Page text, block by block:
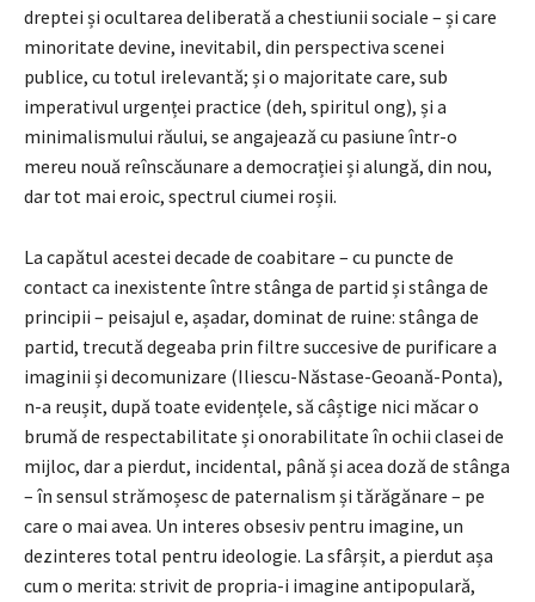
dreptei și ocultarea deliberată a chestiunii sociale – și care
minoritate devine, inevitabil, din perspectiva scenei
publice, cu totul irelevantă; și o majoritate care, sub
imperativul urgenței practice (deh, spiritul ong), și a
minimalismului răului, se angajează cu pasiune într-o
mereu nouă reînscăunare a democrației și alungă, din nou,
dar tot mai eroic, spectrul ciumei roșii.
La capătul acestei decade de coabitare – cu puncte de
contact ca inexistente între stânga de partid și stânga de
principii – peisajul e, așadar, dominat de ruine: stânga de
partid, trecută degeaba prin filtre succesive de purificare a
imaginii și decomunizare (Iliescu-Năstase-Geoană-Ponta),
n-a reușit, după toate evidențele, să câștige nici măcar o
brumă de respectabilitate și onorabilitate în ochii clasei de
mijloc, dar a pierdut, incidental, până și acea doză de stânga
– în sensul strămoșesc de paternalism și tărăgănare – pe
care o mai avea. Un interes obsesiv pentru imagine, un
dezinteres total pentru ideologie. La sfârșit, a pierdut așa
cum o merita: strivit de propria-i imagine antipopulară,